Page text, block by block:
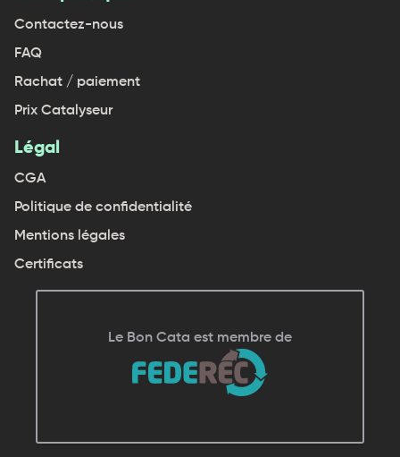
cliquez ici
Contactez-nous
FAQ
Rachat / paiement
Prix Catalyseur
Légal
CGA
Politique de confidentialité
Mentions légales
Certificats
Le Bon Cata est membre de